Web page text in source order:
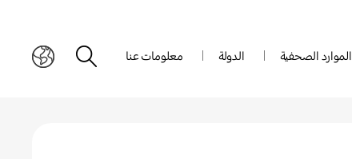
الموارد الصحفية الدولة معلومات عنا